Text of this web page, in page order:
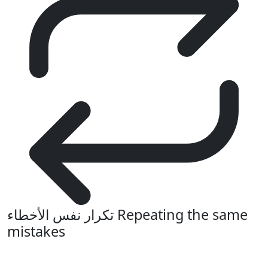
تكرار نفس الأخطاء Repeating the same
mistakes